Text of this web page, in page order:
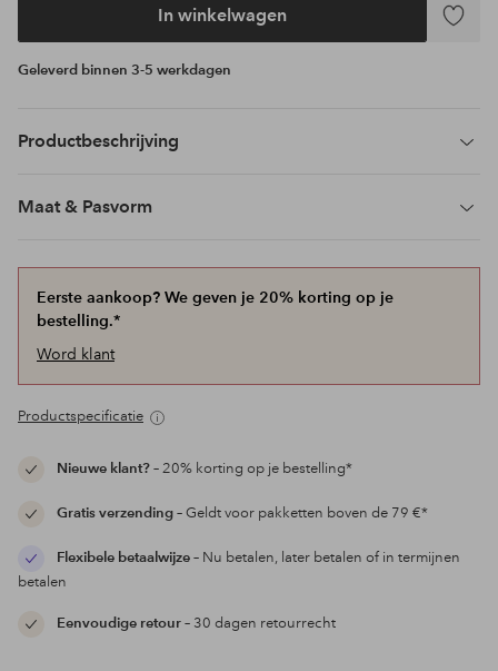
In winkelwagen
Geleverd binnen 3-5 werkdagen
Productbeschrijving
Maat & Pasvorm
Eerste aankoop? We geven je 20% korting op je
bestelling.*
Word klant
Productspecificatie
Nieuwe klant?– 20% korting op je bestelling*
Gratis verzending– Geldt voor pakketten boven de 79 €*
Flexibele betaalwijze– Nu betalen, later betalen of in termijnen
betalen
Eenvoudige retour– 30 dagen retourrecht